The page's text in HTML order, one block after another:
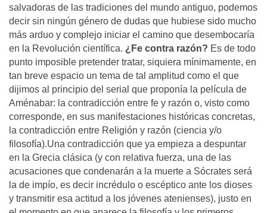
salvadoras de las tradiciones del mundo antiguo, podemos
decir sin ningún género de dudas que hubiese sido mucho
más arduo y complejo iniciar el camino que desembocaría
en la Revolución científica. ¿Fe contra razón? Es de todo
punto imposible pretender tratar, siquiera mínimamente, en
tan breve espacio un tema de tal amplitud como el que
dijimos al principio del serial que proponía la película de
Aménabar: la contradicción entre fe y razón o, visto como
corresponde, en sus manifestaciones históricas concretas,
la contradicción entre Religión y razón (ciencia y/o
filosofía).Una contradicción que ya empieza a despuntar
en la Grecia clásica (y con relativa fuerza, una de las
acusaciones que condenarán a la muerte a Sócrates será
la de impío, es decir incrédulo o escéptico ante los dioses
y transmitir esa actitud a los jóvenes atenienses), justo en